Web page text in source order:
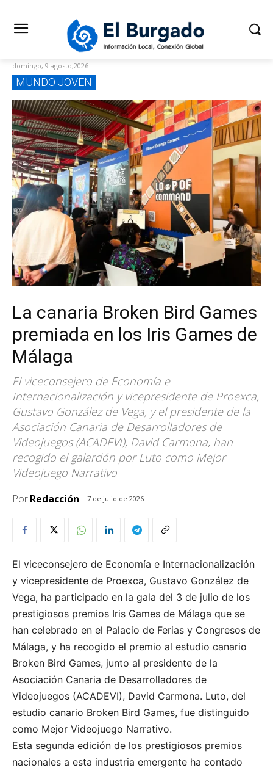
domingo, 9 agosto,2026
MUNDO JOVEN
La canaria Broken Bird Games
premiada en los Iris Games de
Málaga
El viceconsejero de Economía e
Internacionalización y vicepresidente de Proexca,
Gustavo González de Vega, y el presidente de la
Asociación Canaria de Desarrolladores de
Videojuegos (ACADEVI), David Carmona, han
recogido el galardón por Luto como Mejor
Videojuego Narrativo
PorRedacción 7 de julio de 2026
El viceconsejero de Economía e Internacionalización
y vicepresidente de Proexca, Gustavo González de
Vega, ha participado en la gala del 3 de julio de los
prestigiosos premios Iris Games de Málaga que se
han celebrado en el Palacio de Ferias y Congresos de
Málaga, y ha recogido el premio al estudio canario
Broken Bird Games, junto al presidente de la
Asociación Canaria de Desarrolladores de
Videojuegos (ACADEVI), David Carmona. Luto, del
estudio canario Broken Bird Games, fue distinguido
como Mejor Videojuego Narrativo.
Esta segunda edición de los prestigiosos premios
nacionales a esta industria emergente ha contado